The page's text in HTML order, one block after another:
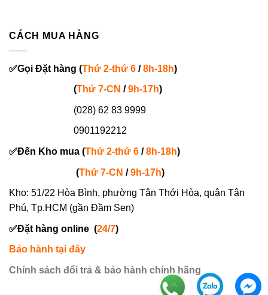
CÁCH MUA HÀNG
✅Gọi Đặt hàng (Thứ 2-thứ 6 /8h-18h)
(Thứ 7-CN /9h-17h)
(028) 62 83 9999
0901192212
✅Đến Kho mua (Thứ 2-thứ 6 /8h-18h)
(Thứ 7-CN /9h-17h)
Kho: 51/22 Hòa Bình, phường Tân Thới Hòa, quận Tân
Phú, Tp.HCM (gần Đầm Sen)
✅Đặt hàng online (24/7)
Bảo hành tại đây
Chính sách đổi trả & bảo hành chính hãng